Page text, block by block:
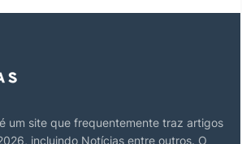
é um site que frequentemente traz artigos
incluindo Notícias entre outros. O